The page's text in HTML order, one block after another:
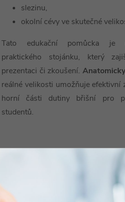
slezinu,
okolní cévy ve skutečné
Tato edukační pomůcka je
praktického stojánku, který
prezentaci či zkoušení.
reálné velikosti umožňuje
horní části dutiny břišní pro
studentů.